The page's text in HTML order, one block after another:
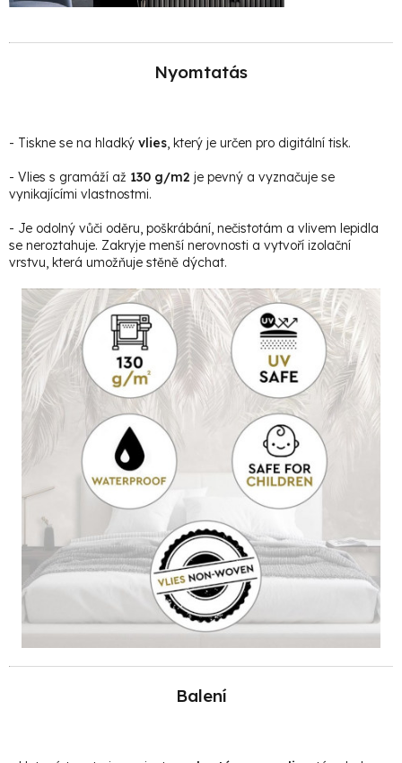
Nyomtatás
- Tiskne se na hladký vlies, který je určen pro digitální tisk.
- Vlies s gramáží až 130 g/m2 je pevný a vyznačuje se
vynikajícími vlastnostmi.
- Je odolný vůči oděru, poškrábání, nečistotám a vlivem lepidla
se neroztahuje. Zakryje menší nerovnosti a vytvoří izolační
vrstvu, která umožňuje stěně dýchat.
Balení